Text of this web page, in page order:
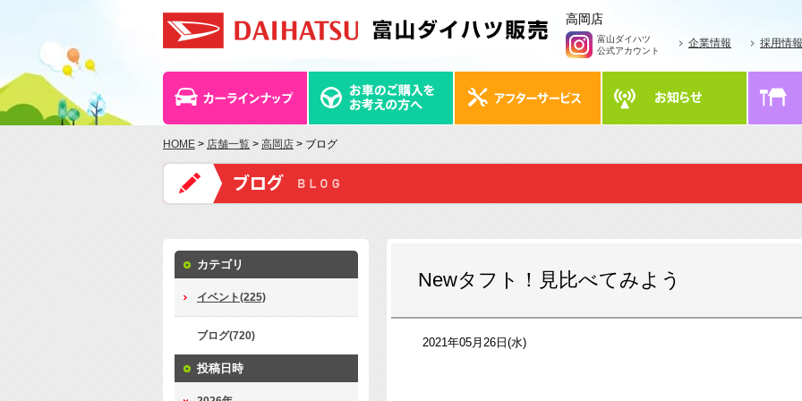
高岡店
富山ダイハツ
公式アカウント
企業情報 採用情報
HOME>店舗一覧>高岡店> ブログ
カテゴリ
イベント(225)
ブログ(720)
投稿日時
Newタフト！見比べてみよう
2021年05月26日(水)